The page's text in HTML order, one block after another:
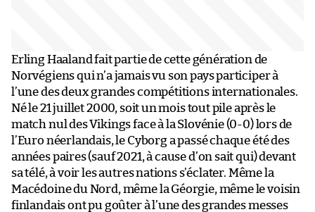
Erling Haaland fait partie de cette génération de
Norvégiens qui n’a jamais vu son pays participer à
l’une des deux grandes compétitions internationales.
Né le 21 juillet 2000, soit un mois tout pile après le
match nul des Vikings face à la Slovénie (0-0) lors de
l’Euro néerlandais, le Cyborg a passé chaque été des
années paires (sauf 2021, à cause d’on sait qui) devant
sa télé, à voir les autres nations s’éclater. Même la
Macédoine du Nord, même la Géorgie, même le voisin
finlandais ont pu goûter à l’une des grandes messes